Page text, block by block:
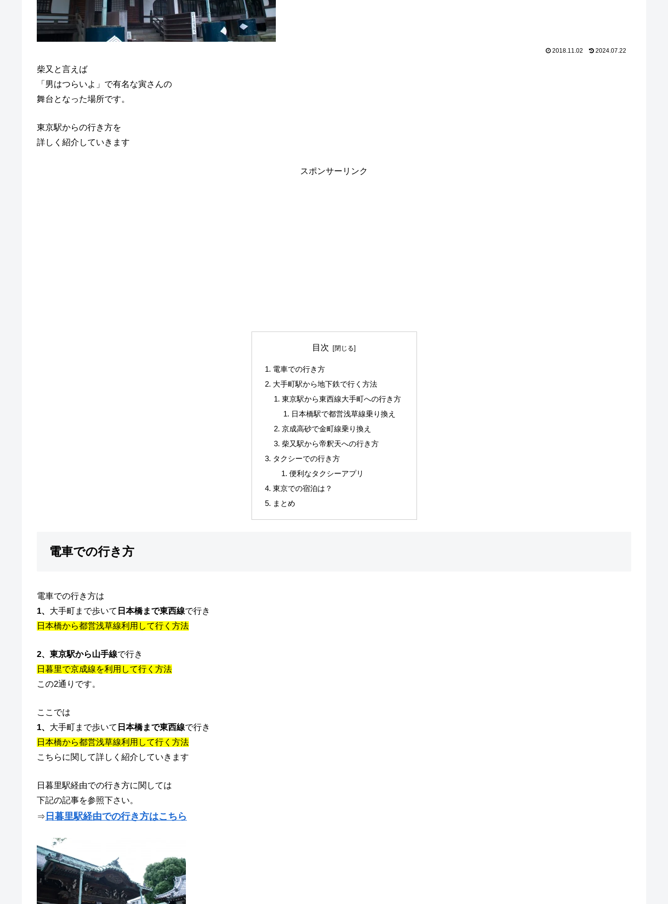
2018.11.02 2024.07.22
柴又と言えば
「男はつらいよ」で有名な寅さんの
舞台となった場所です。
東京駅からの行き方を
詳しく紹介していきます
スポンサーリンク
目次
電車での行き方
大手町駅から地下鉄で行く方法
東京駅から東西線大手町への行き方
日本橋駅で都営浅草線乗り換え
京成高砂で金町線乗り換え
柴又駅から帝釈天への行き方
タクシーでの行き方
便利なタクシーアプリ
東京での宿泊は？
まとめ
電車での行き方
電車での行き方は
1、 大手町まで歩いて 日本橋まで東西線で行き
日本橋から都営浅草線利用して行く方法
2、 東京駅から山手線で行き
日暮里で京成線を利用して行く方法
この2通りです。
ここでは
1、 大手町まで歩いて 日本橋まで東西線で行き
日本橋から都営浅草線利用して行く方法
こちらに関して詳しく紹介していきます
日暮里駅経由での行き方に関しては
下記の記事を参照下さい。
⇒ 日暮里駅経由での行き方はこちら